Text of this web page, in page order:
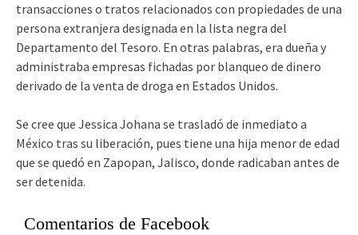
transacciones o tratos relacionados con propiedades de una
persona extranjera designada en la lista negra del
Departamento del Tesoro. En otras palabras, era dueña y
administraba empresas fichadas por blanqueo de dinero
derivado de la venta de droga en Estados Unidos.
Se cree que Jessica Johana se trasladó de inmediato a
México tras su liberación, pues tiene una hija menor de edad
que se quedó en Zapopan, Jalisco, donde radicaban antes de
ser detenida.
Comentarios de Facebook